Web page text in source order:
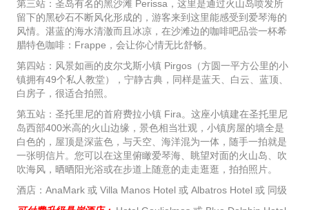
第三站：圣岛有名的黑沙滩 Perissa，这里是通过火山岛喷发所
留下的黑砂石不断风化形成的，游客来到这里能感受到爱琴海的
风情。湛蓝的海水清澈而且冰凉，在沙滩边的咖啡吧品尝一杯希
腊特色咖啡：Frappe，会让你心情无比舒畅。
第四站：风景如画的皮尔戈斯小镇 Pirgos（方圆一平方公里的小
镇拥有49个私人教堂），宁静古典，同样是蓝天、白云、蓝顶、
白房子，很适合拍照。
第五站：圣托里尼的首府费拉小镇 Fira。这座小镇建在圣托里尼
岛西部400米高的火山边缘，景色相当壮观，小镇房屋的墙全是
白色的，屋顶是深蓝色，与天空、海洋混为一体，随手一拍就是
一张明信片。您可以在这里俯瞰爱琴海、眺望对面的火山岛、吹
吹海风，晒晒阳光浴或在步道上随意的走走逛逛，拍拍照片。
酒店：AnaMark 或 Villa Manos Hotel 或 Albatros Hotel 或 同级